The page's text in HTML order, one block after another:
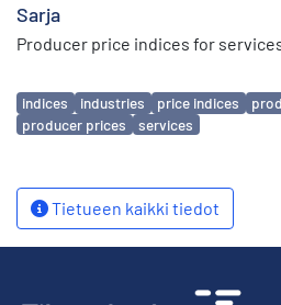
Sarja
Producer price indices for
Avainsanat
indices industries price indices
producer prices
services
Tietueen kaikki tiedot